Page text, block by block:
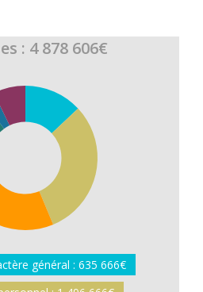
: 4 878 606€
général : 635 666€